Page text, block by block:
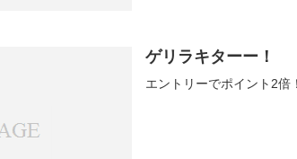
ゲリラキターー！
エントリーでポイント2倍